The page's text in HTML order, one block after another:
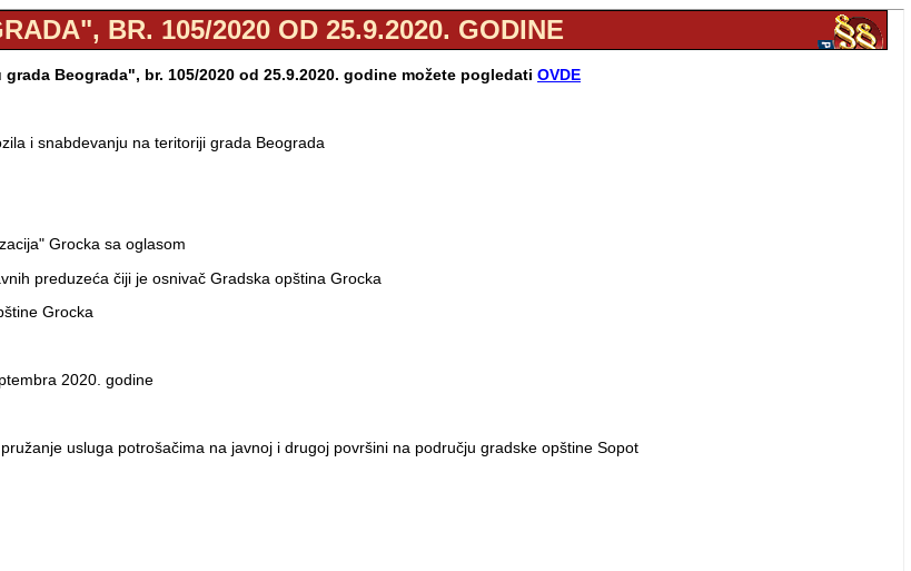
BR. 105/2020 OD 25.9.2020. GODINE
Beograda", br. 105/2020 od 25.9.2020. godine možete pogledati OVDE
i snabdevanju na teritoriji grada Beograda
Grocka sa oglasom
preduzeća čiji je osnivač Gradska opština Grocka
Grocka
2020. godine
usluga potrošačima na javnoj i drugoj površini na području gradske opštine Sopot